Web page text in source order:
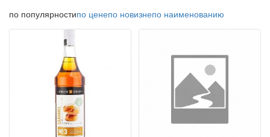
по популярностипо ценепо новизнепо наименованию